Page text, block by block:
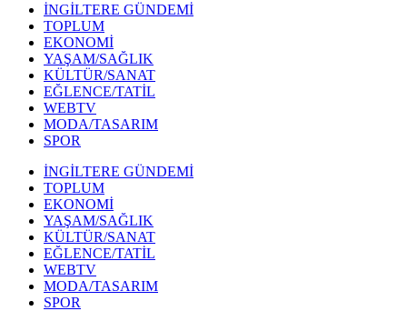
İNGİLTERE GÜNDEMİ
TOPLUM
EKONOMİ
YAŞAM/SAĞLIK
KÜLTÜR/SANAT
EĞLENCE/TATİL
WEBTV
MODA/TASARIM
SPOR
İNGİLTERE GÜNDEMİ
TOPLUM
EKONOMİ
YAŞAM/SAĞLIK
KÜLTÜR/SANAT
EĞLENCE/TATİL
WEBTV
MODA/TASARIM
SPOR